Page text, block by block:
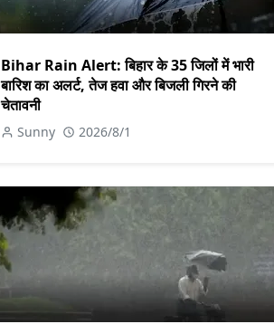
Bihar Rain Alert: बिहार के 35 जिलों में भारी
बारिश का अलर्ट, तेज हवा और बिजली गिरने की
चेतावनी
Sunny 2026/8/1